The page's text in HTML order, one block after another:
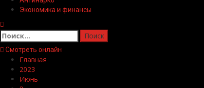
Экономика и финансы
Найти:
Смотреть онлайн
Главная
2023
Июнь